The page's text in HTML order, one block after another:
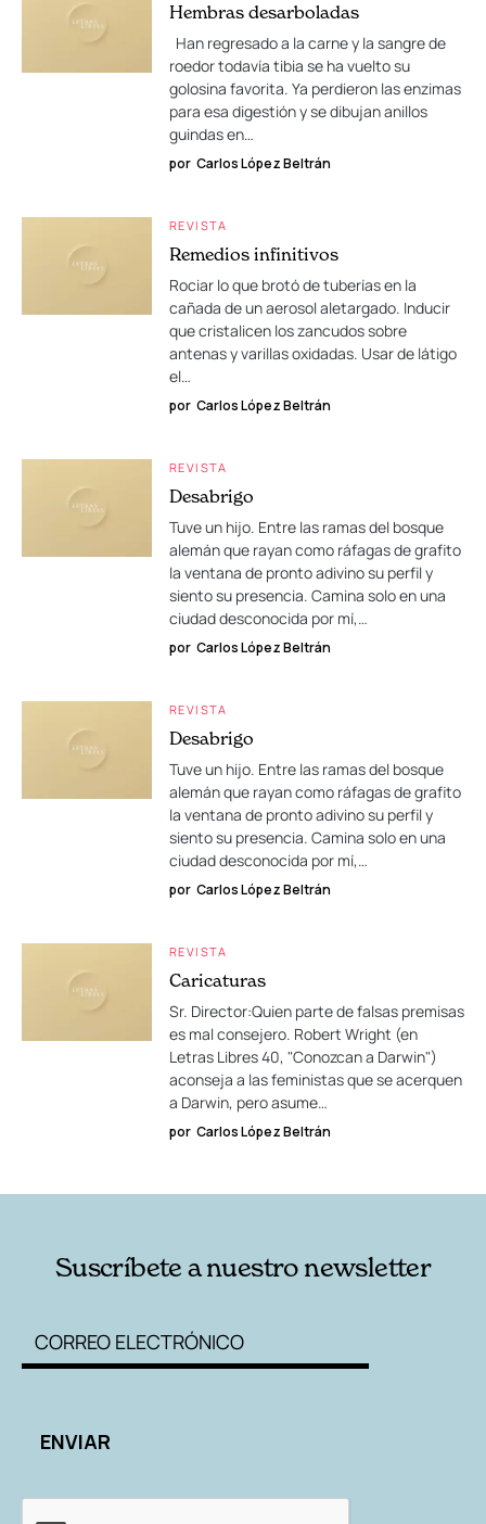
Hembras desarboladas
Han regresado a la carne y la sangre de
roedor todavía tibia se ha vuelto su
golosina favorita. Ya perdieron las enzimas
para esa digestión y se dibujan anillos
guindas en…
por Carlos López Beltrán
REVISTA
Remedios infinitivos
Rociar lo que brotó de tuberías en la
cañada de un aerosol aletargado. Inducir
que cristalicen los zancudos sobre
antenas y varillas oxidadas. Usar de látigo
el…
por Carlos López Beltrán
REVISTA
Desabrigo
Tuve un hijo. Entre las ramas del bosque
alemán que rayan como ráfagas de grafito
la ventana de pronto adivino su perfil y
siento su presencia. Camina solo en una
ciudad desconocida por mí,…
por Carlos López Beltrán
REVISTA
Desabrigo
Tuve un hijo. Entre las ramas del bosque
alemán que rayan como ráfagas de grafito
la ventana de pronto adivino su perfil y
siento su presencia. Camina solo en una
ciudad desconocida por mí,…
por Carlos López Beltrán
REVISTA
Caricaturas
Sr. Director:Quien parte de falsas premisas
es mal consejero. Robert Wright (en
Letras Libres 40, "Conozcan a Darwin")
aconseja a las feministas que se acerquen
a Darwin, pero asume…
por Carlos López Beltrán
Suscríbete a nuestro newsletter